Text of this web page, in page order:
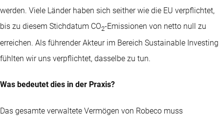
werden. Viele Länder haben sich seither wie die EU verpflichtet,
bis zu diesem Stichdatum CO2-Emissionen von netto null zu
erreichen. Als führender Akteur im Bereich Sustainable Investing
fühlten wir uns verpflichtet, dasselbe zu tun.
Was bedeutet dies in der Praxis?
Das gesamte verwaltete Vermögen von Robeco muss